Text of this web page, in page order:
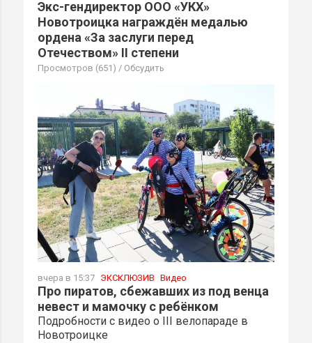
Экс-гендиректор ООО «УКХ»
Новотроицка награждён медалью
ордена «За заслуги перед
Отечеством» II степени
Просмотров (651) / Обсудить
вчера в 15:37 ЭКСКЛЮЗИВ Видео
Про пиратов, сбежавших из под венца
невест и мамочку с ребёнком
Подробности с видео о III велопараде в
Новотроицке